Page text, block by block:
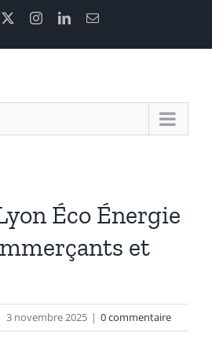
InstagramLinkedInEmail
Éco Énergie
et
3 novembre 2025 | 0 commentaire